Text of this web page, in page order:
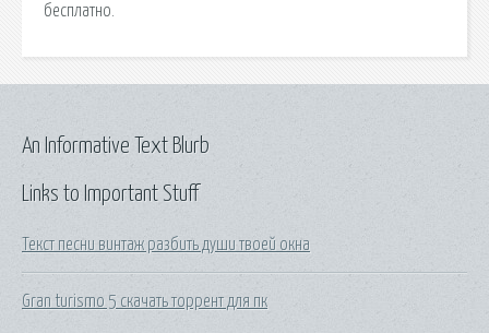
бесплатно.
Links to Important Stuff
Текст песни винтаж разбить души твоей окна
Gran turismo 5 скачать торрент для пк
An Informative Text Blurb